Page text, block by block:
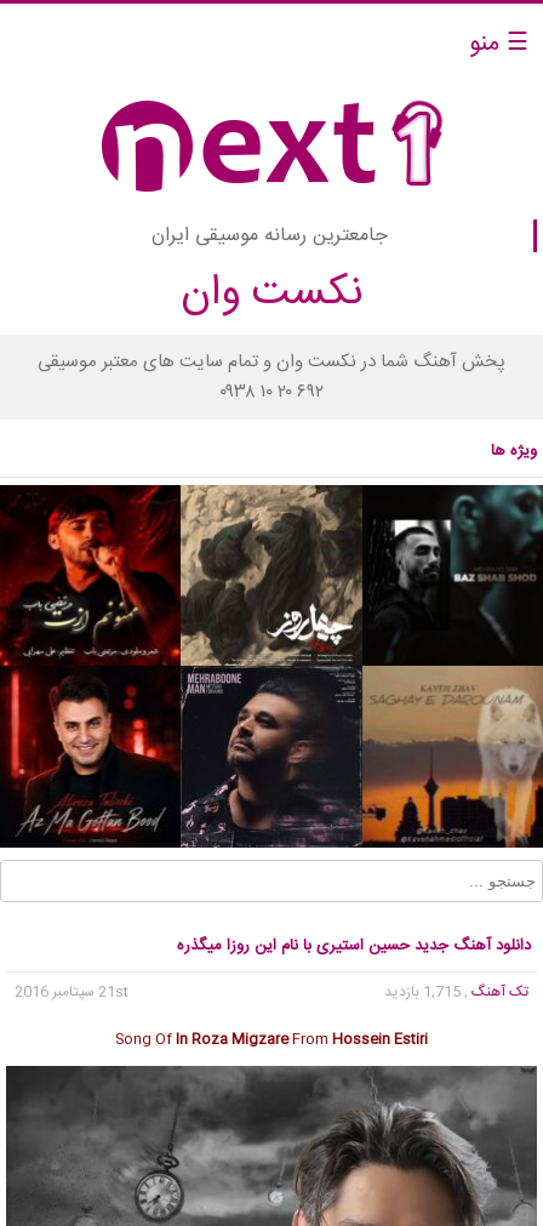
☰ منو
جامعترین رسانه موسیقی ایران
نکست وان
پخش آهنگ شما در نکست وان و تمام سایت های معتبر موسیقی
۰۹۳۸ ۱۰ ۲۰ ۶۹۲
ویژه ها
دانلود آهنگ جدید حسین استیری با نام این روزا میگذره
تک آهنگ , 1,715 بازدید
21st سپتامبر 2016
Song OfIn Roza MigzareFrom Hossein Estiri